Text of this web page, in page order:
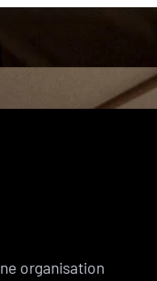
organisation